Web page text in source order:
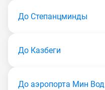
До Степанцминды
До Казбеги
До аэропорта Мин Вод